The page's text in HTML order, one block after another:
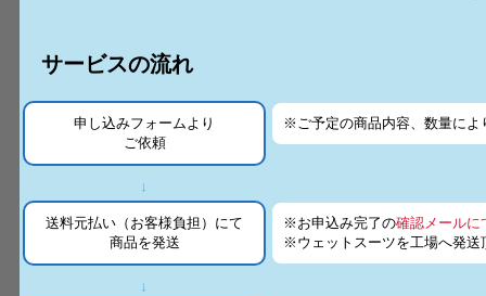
サービスの流れ
申し込みフォームより
ご依頼
↓
※ご予定の商品内容、数量によ
送料元払い（お客様負担）にて
商品を発送
↓
※お申込み完了の確認メールに
※ウェットスーツを工場へ発送